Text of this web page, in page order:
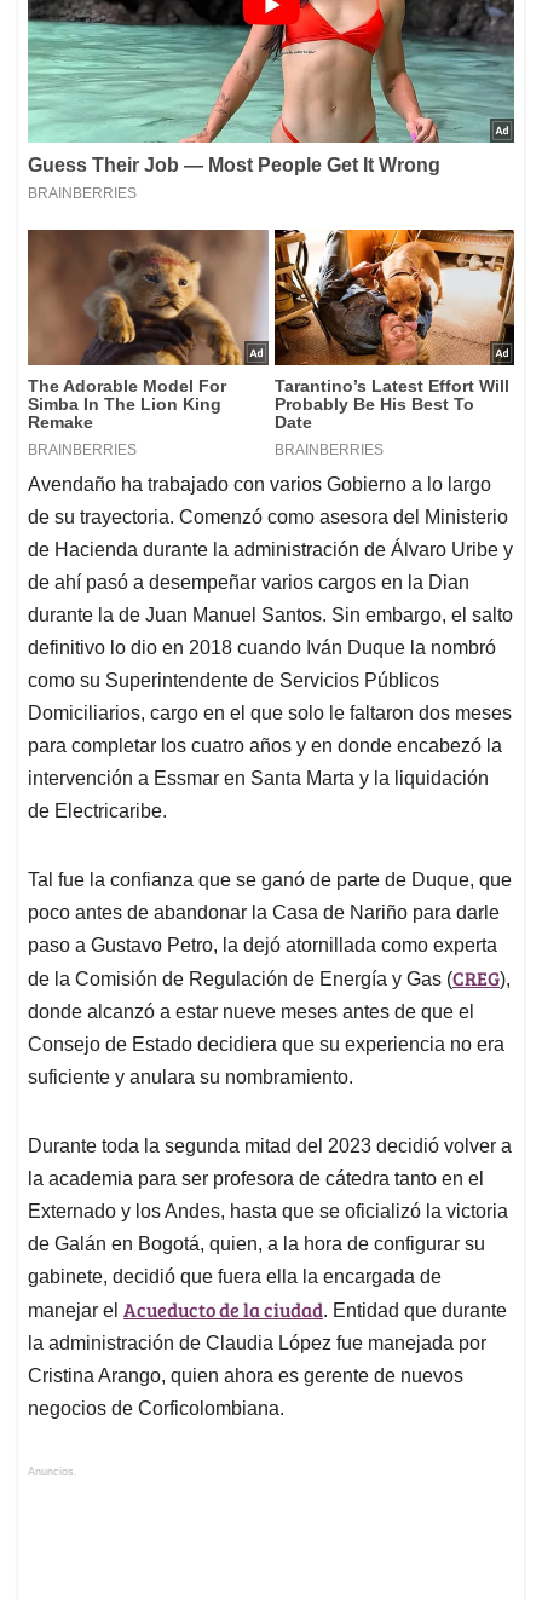
Avendaño ha trabajado con varios Gobierno a lo largo
de su trayectoria. Comenzó como asesora del Ministerio
de Hacienda durante la administración de Álvaro Uribe y
de ahí pasó a desempeñar varios cargos en la Dian
durante la de Juan Manuel Santos. Sin embargo, el salto
definitivo lo dio en 2018 cuando Iván Duque la nombró
como su Superintendente de Servicios Públicos
Domiciliarios, cargo en el que solo le faltaron dos meses
para completar los cuatro años y en donde encabezó la
intervención a Essmar en Santa Marta y la liquidación
de Electricaribe.
Tal fue la confianza que se ganó de parte de Duque, que
poco antes de abandonar la Casa de Nariño para darle
paso a Gustavo Petro, la dejó atornillada como experta
de la Comisión de Regulación de Energía y Gas (CREG),
donde alcanzó a estar nueve meses antes de que el
Consejo de Estado decidiera que su experiencia no era
suficiente y anulara su nombramiento.
Durante toda la segunda mitad del 2023 decidió volver a
la academia para ser profesora de cátedra tanto en el
Externado y los Andes, hasta que se oficializó la victoria
de Galán en Bogotá, quien, a la hora de configurar su
gabinete, decidió que fuera ella la encargada de
manejar el Acueducto de la ciudad. Entidad que durante
la administración de Claudia López fue manejada por
Cristina Arango, quien ahora es gerente de nuevos
negocios de Corficolombiana.
Anuncios.